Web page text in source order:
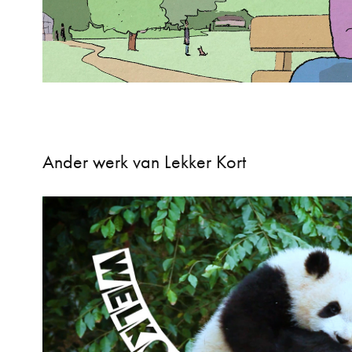
Ander werk van Lekker Kort
Pandagekte
2022